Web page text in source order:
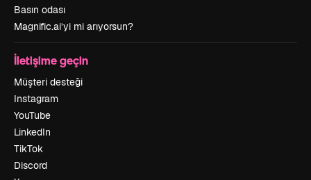
Basın odası
Magnific.ai’yi mi arıyorsun?
İletişime geçin
Müşteri desteği
Instagram
YouTube
LinkedIn
TikTok
Discord